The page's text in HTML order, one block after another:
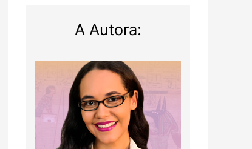
A Autora: